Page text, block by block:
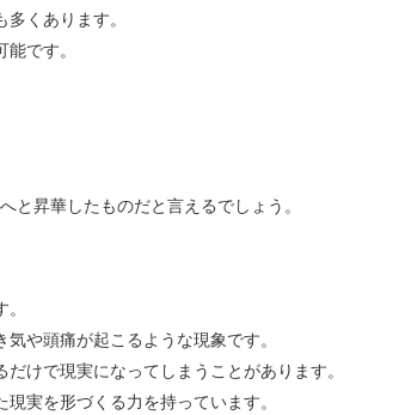
くあります。
です。
と昇華したものだと言えるでしょう。
や頭痛が起こるような現象です。
けで現実になってしまうことがあります。
実を形づくる力を持っています。